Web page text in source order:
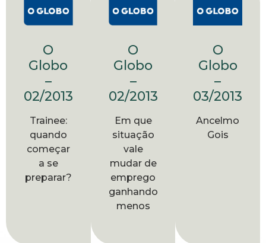
O
Globo
–
02/2013
Trainee:
quando
começar
a se
preparar?
O
Globo
–
02/2013
Em que
situação
vale
mudar de
emprego
ganhando
menos
O
Globo
–
03/2013
Ancelmo
Gois